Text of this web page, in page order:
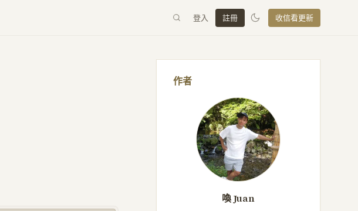
登入 註冊 收信看更新
作者
喚 Juan